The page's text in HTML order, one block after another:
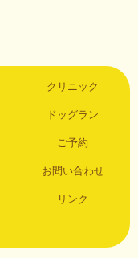
クリニック
ドッグラン
ご予約
お問い合わせ
リンク